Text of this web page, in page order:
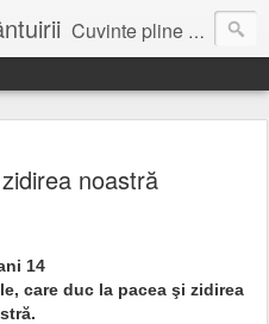
Cuvinte pline de speranta, incurajare, pentru fiecare zi...
noastră
14
care duc la pacea şi zidirea